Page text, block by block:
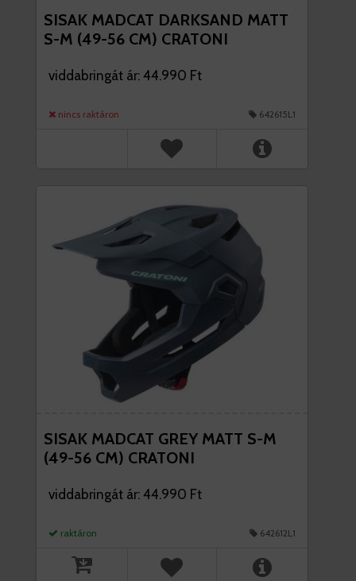
SISAK MADCAT DARKSAND MATT
S-M (49-56 CM) CRATONI
viddabringát ár: 44.990 Ft
nincs raktáron 642615L1
SISAK MADCAT GREY MATT S-M
(49-56 CM) CRATONI
viddabringát ár: 44.990 Ft
raktáron 642612L1